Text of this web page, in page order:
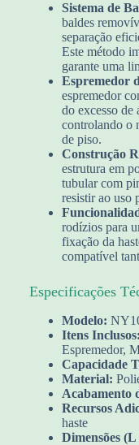
Sistema de
baldes
separação
Este método
garante uma
Espremedor
espremedor
do excesso
controlando o
de piso.
Construção
estrutura em
tubular com
resistir ao uso
rodízios para
fixação da
compatível
Especificações
Modelo:
Itens Inclusos:
Espremedor,
Capacidade
Material:
Acabamento
Recursos
haste
Dimensões